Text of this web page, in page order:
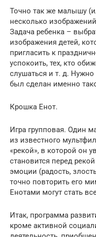
Точно так же малышу
несколько
Задача ребенка –
изображения детей,
пригласить к
успокоить, тех, кто
слушаться и т. д.
был сделан именно
Крошка Енот.
Игра групповая. Один
из известного
«рекой», в которой он
становится перед
эмоции (радость,
точно повторить его
Енотами могут стать
Итак, программа
кроме активной